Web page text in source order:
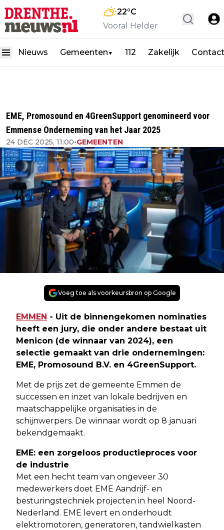
22°C
Vooral Helder
Nieuws Gemeenten ▼ 112 Zakelijk Contact
EME, Promosound en 4GreenSupport genomineerd voor
Emmense Onderneming van het Jaar 2025
24 DEC 2025, 11:00•GEMEENTEN
Voeg toe als voorkeursbron op Google
EMMEN - Uit de binnengekomen nominaties
heeft een jury, die onder andere bestaat uit
Menicon (de winnaar van 2024), een
selectie gemaakt van drie ondernemingen:
EME, Promosound B.V. en 4GreenSupport.
Met de prijs zet de gemeente Emmen de
successen en inzet van lokale bedrijven en
maatschappelijke organisaties in de
schijnwerpers. De winnaar wordt op 8 januari
bekendgemaakt.
EME: een zorgeloos productieproces voor
de industrie
Met een hecht team van ongeveer 30
medewerkers doet EME Aandrijf- en
besturingstechniek projecten in heel Noord-
Nederland. EME levert en onderhoudt
elektromotoren, generatoren, tandwielkasten